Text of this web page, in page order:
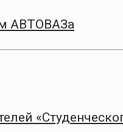
АВТОВАЗа